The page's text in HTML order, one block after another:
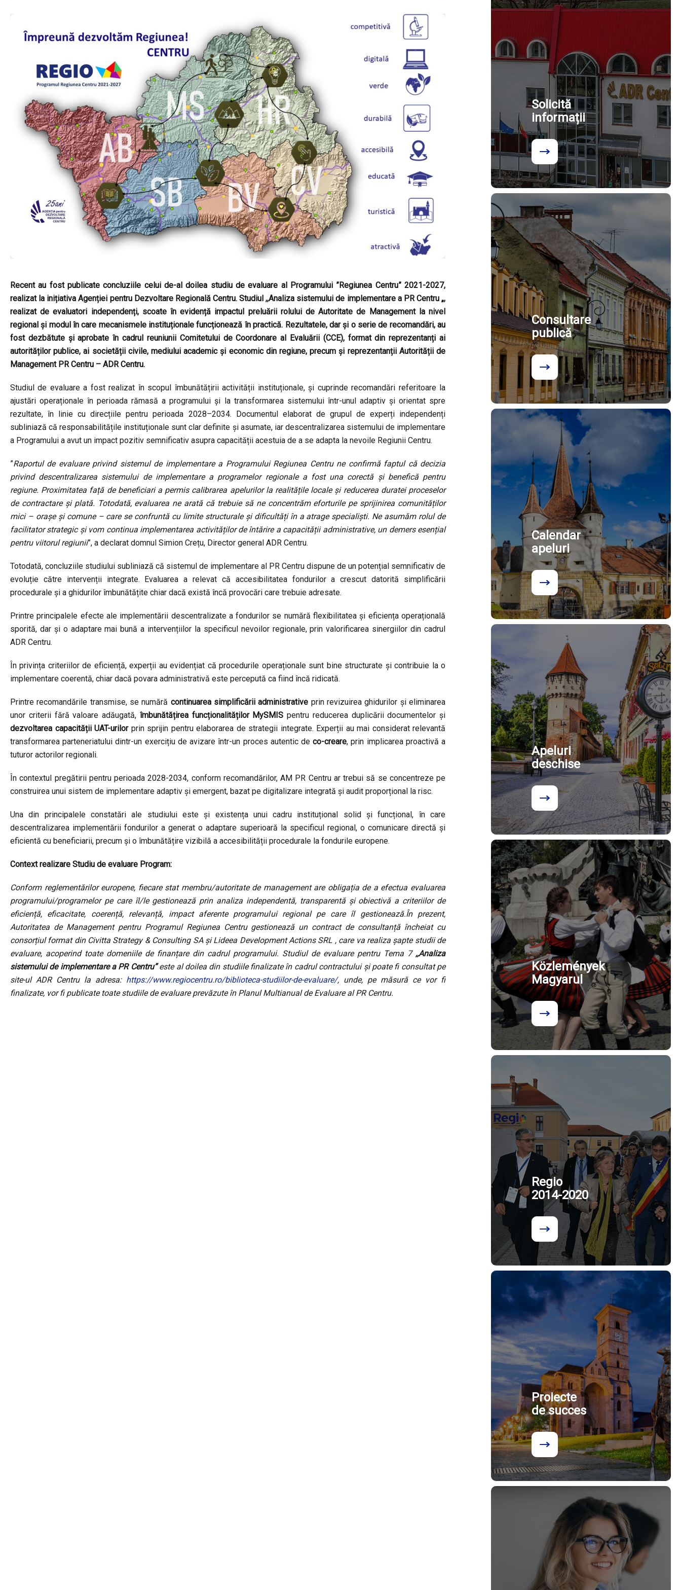
Recent au fost publicate concluziile celui de-al doilea studiu de evaluare al Programului ”Regiunea Centru” 2021-2027,
realizat la inițiativa Agenției pentru Dezvoltare Regională Centru.Studiul ,,Analiza sistemului de implementare a PR Centru „,
realizat de evaluatori independenți, scoate în evidență impactul preluării rolului de Autoritate de Management la nivel
regional și modul în care mecanismele instituționale funcționează în practică. Rezultatele, dar și o serie de recomandări, au
fost dezbătute și aprobate în cadrul reuniunii Comitetului de Coordonare al Evaluării (CCE), format din reprezentanți ai
autorităților publice, ai societății civile, mediului academic și economic din regiune, precum și reprezentanții Autorității de
Management PR Centru – ADR Centru.
Studiul de evaluare a fost realizat în scopul îmbunătățirii activității instituționale, și cuprinde recomandări referitoare la
ajustări operaționale în perioada rămasă a programului și la transformarea sistemului într-unul adaptiv și orientat spre
rezultate, în linie cu direcțiile pentru perioada 2028–2034. Documentul elaborat de grupul de experți independenți
subliniază că responsabilitățile instituționale sunt clar definite și asumate, iar descentralizarea sistemului de implementare
a Programului a avut un impact pozitiv semnificativ asupra capacității acestuia de a se adapta la nevoile Regiunii Centru.
”Raportul de evaluare privind sistemul de implementare a Programului Regiunea Centru ne confirmă faptul că decizia
privind descentralizarea sistemului de implementare a programelor regionale a fost una corectă și benefică pentru
regiune. Proximitatea față de beneficiari a permis calibrarea apelurilor la realitățile locale și reducerea duratei proceselor
de contractare și plată. Totodată, evaluarea ne arată că trebuie să ne concentrăm eforturile pe sprijinirea comunităților
mici – orașe și comune – care se confruntă cu limite structurale și dificultăți în a atrage specialiști. Ne asumăm rolul de
facilitator strategic și vom continua implementarea activităților de întărire a capacității administrative, un demers esențial
pentru viitorul regiunii”, a declarat domnul Simion Crețu, Director general ADR Centru.
Totodată, concluziile studiului subliniază că sistemul de implementare al PR Centru dispune de un potențial semnificativ de
evoluție către intervenții integrate. Evaluarea a relevat că accesibilitatea fondurilor a crescut datorită simplificării
procedurale și a ghidurilor îmbunătățite chiar dacă există încă provocări care trebuie adresate.
Printre principalele efecte ale implementării descentralizate a fondurilor se numără flexibilitatea și eficiența operațională
sporită, dar și o adaptare mai bună a intervențiilor la specificul nevoilor regionale, prin valorificarea sinergiilor din cadrul
ADR Centru.
În privința criteriilor de eficiență, experții au evidențiat că procedurile operaționale sunt bine structurate și contribuie la o
implementare coerentă, chiar dacă povara administrativă este percepută ca fiind încă ridicată.
Printre recomandările transmise, se numără continuarea simplificării administrative prin revizuirea ghidurilor și eliminarea
unor criterii fără valoare adăugată, îmbunătățirea funcționalităților MySMIS pentru reducerea duplicării documentelor și
dezvoltarea capacității UAT-urilorprin sprijin pentru elaborarea de strategii integrate. Experții au mai considerat relevantă
transformarea parteneriatului dintr-un exercițiu de avizare într-un proces autentic deco-creare, prin implicarea proactivă a
tuturor actorilor regionali.
În contextul pregătirii pentru perioada 2028-2034, conform recomandărilor, AM PR Centru ar trebui să se concentreze pe
construirea unui sistem de implementare adaptiv și emergent, bazat pe digitalizare integrată și audit proporțional la risc.
Una din principalele constatări ale studiului este și existența unui cadru instituțional solid și funcțional, în care
descentralizarea implementării fondurilor a generat o adaptare superioară la specificul regional, o comunicare directă și
eficientă cu beneficiarii, precum și o îmbunătățire vizibilă a accesibilității procedurale la fondurile europene.
Context realizare Studiu de evaluare Program:
Conform reglementărilor europene, fiecare stat membru/autoritate de management are obligația de a efectua evaluarea
programului/programelor pe care îl/le gestionează prin analiza independentă, transparentă și obiectivă a criteriilor de
eficiență, eficacitate, coerență, relevanță, impact aferente programului regional pe care îl gestionează.În prezent,
Autoritatea de Management pentru Programul Regiunea Centru gestionează un contract de consultanță încheiat cu
consorțiul format din Civitta Strategy & Consulting SA și Lideea Development Actions SRL , care va realiza șapte studii de
evaluare, acoperind toate domeniile de finanțare din cadrul programului. Studiul de evaluare pentru Tema 7 ,,Analiza
sistemului de implementare a PR Centru”este al doilea din studiile finalizate în cadrul contractului și poate fi consultat pe
site-ul ADR Centru la adresa: https://www.regiocentru.ro/biblioteca-studiilor-de-evaluare/, unde, pe măsură ce vor fi
finalizate, vor fi publicate toate studiile de evaluare prevăzute în Planul Multianual de Evaluare al PR Centru.
Solicită
informații
Consultare
publică
Calendar
apeluri
Apeluri
deschise
Közlemények
Magyarul
Regio
2014-2020
Proiecte
de succes